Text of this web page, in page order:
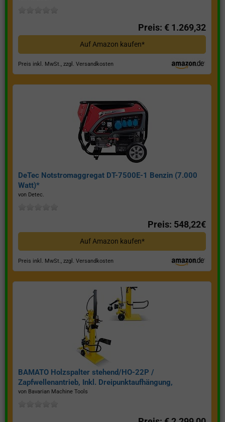
Preis: € 1.269,32
Auf Amazon kaufen*
Preis inkl. MwSt., zzgl. Versandkosten
DeTec Notstromaggregat DT-7500E-1 Benzin (7.000
Watt)*
von Detec.
Preis: 548,22€
Auf Amazon kaufen*
Preis inkl. MwSt., zzgl. Versandkosten
BAMATO Holzspalter stehend/HO-22P /
Zapfwellenantrieb, Inkl. Dreipunktaufhängung,
Spaltkraft 22 Tonnen*
von Bavarian Machine Tools